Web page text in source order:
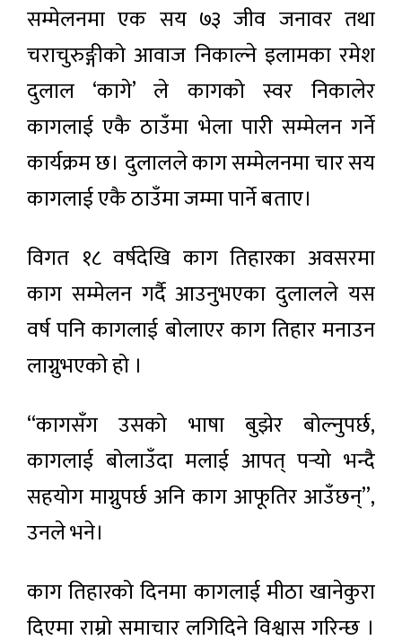
सम्मेलनमा एक सय ७३ जीव जनावर तथा
चराचुरुङ्गीको आवाज निकाल्ने इलामका रमेश
दुलाल ‘कागे’ ले कागको स्वर निकालेर
कागलाई एकै ठाउँमा भेला पारी सम्मेलन गर्ने
कार्यक्रम छ। दुलालले काग सम्मेलनमा चार सय
कागलाई एकै ठाउँमा जम्मा पार्ने बताए।
विगत १८ वर्षदेखि काग तिहारका अवसरमा
काग सम्मेलन गर्दै आउनुभएका दुलालले यस
वर्ष पनि कागलाई बोलाएर काग तिहार मनाउन
लाग्नुभएको हो ।
“कागसँग उसको भाषा बुझेर बोल्नुपर्छ,
कागलाई बोलाउँदा मलाई आपत् पर्‍यो भन्दै
सहयोग माग्नुपर्छ अनि काग आफूतिर आउँछन्”,
उनले भने।
काग तिहारको दिनमा कागलाई मीठा खानेकुरा
दिएमा राम्रो समाचार लगिदिने विश्वास गरिन्छ ।